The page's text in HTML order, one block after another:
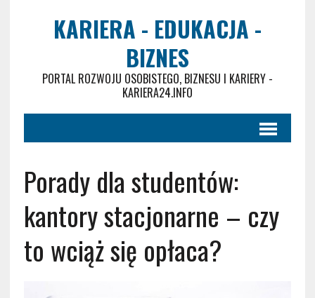
KARIERA - EDUKACJA -
BIZNES
PORTAL ROZWOJU OSOBISTEGO, BIZNESU I KARIERY -
KARIERA24.INFO
Porady dla studentów:
kantory stacjonarne – czy
to wciąż się opłaca?